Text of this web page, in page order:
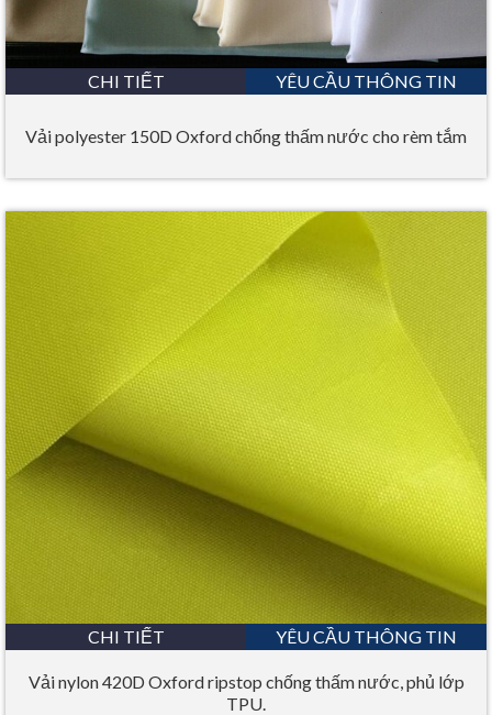
CHI TIẾT YÊU CẦU THÔNG TIN
Vải polyester 150D Oxford chống thấm nước cho rèm tắm
CHI TIẾT YÊU CẦU THÔNG TIN
Vải nylon 420D Oxford ripstop chống thấm nước, phủ lớp
TPU.